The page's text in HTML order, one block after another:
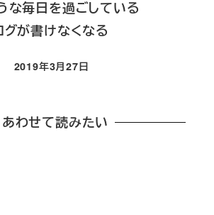
な毎日を過ごしている
グが書けなくなる
投稿日
2019年3月27日
あわせて読みたい